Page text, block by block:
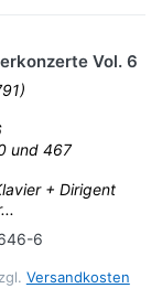
Vol. 6
und 467
+ Dirigent
6
Versandkosten